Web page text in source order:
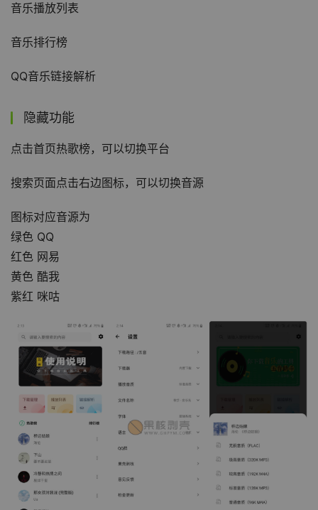
音乐播放列表
音乐排行榜
QQ音乐链接解析
隐藏功能
点击首页热歌榜，可以切换平台
搜索页面点击右边图标，可以切换音源
图标对应音源为
绿色 QQ
红色 网易
黄色 酷我
紫红 咪咕